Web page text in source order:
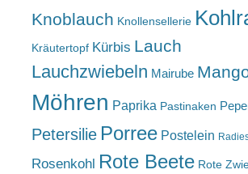
Knoblauch Knollensellerie
Kräutertopf Kürbis Lauch
Lauchzwiebeln Mairube
Möhren Paprika Pastinaken
Petersilie Porree Postelein
Rosenkohl Rote Beete Rote